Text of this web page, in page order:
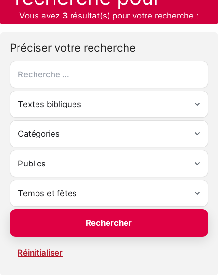
Vous avez 3 résultat(s) pour votre recherche :
Préciser votre recherche
Réinitialiser